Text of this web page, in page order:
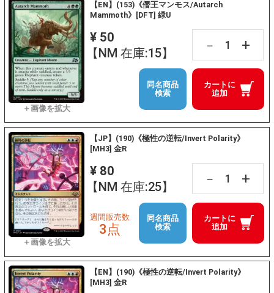
【EN】(153)《僭王マンモス/Autarch
Mammoth》[DFT] 緑U
¥ 50
【NM 在庫:15】
－ +
カートに
追加
同名商品
検索
【JP】(190)《極性の逆転/Invert Polarity》
[MH3] 金R
¥ 80
【NM 在庫:25】
－ +
カートに
追加
週間販売数
3点
同名商品
検索
【EN】(190)《極性の逆転/Invert Polarity》
[MH3] 金R